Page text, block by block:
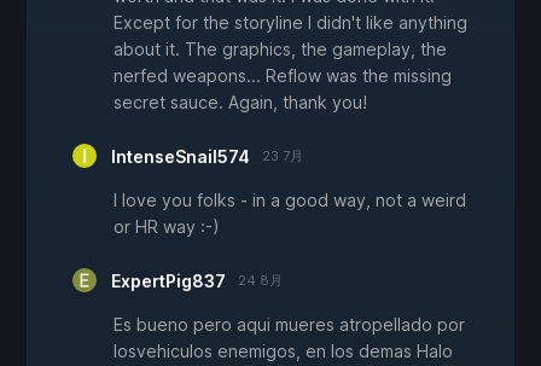
Except for the storyline I didn't like anything
about it. The graphics, the gameplay, the
nerfed weapons... Reflow was the missing
secret sauce. Again, thank you!
IntenseSnail574 23 7月
I love you folks - in a good way, not a weird
or HR way :-)
ExpertPig837 24 8月
Es bueno pero aqui mueres atropellado por
losvehiculos enemigos, en los demas Halo